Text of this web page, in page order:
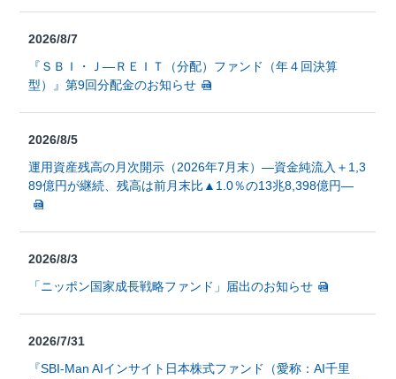
2026/8/7
『ＳＢＩ・Ｊ—ＲＥＩＴ（分配）ファンド（年４回決算
型）』第9回分配金のお知らせ
2026/8/5
運用資産残高の月次開示（2026年7月末）―資金純流入＋1,3
89億円が継続、残高は前月末比▲1.0％の13兆8,398億円―
2026/8/3
「ニッポン国家成長戦略ファンド」届出のお知らせ
2026/7/31
『SBI-Man AIインサイト日本株式ファンド（愛称：AI千里